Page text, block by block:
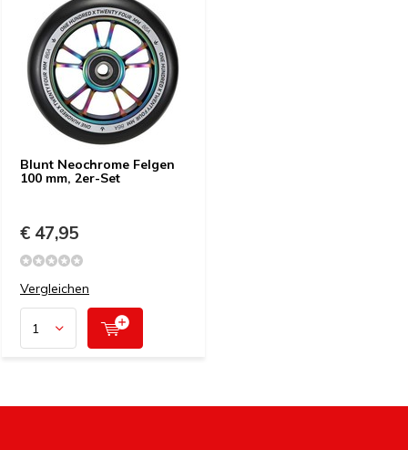
Blunt Neochrome Felgen
100 mm, 2er-Set
€ 47,95
Vergleichen